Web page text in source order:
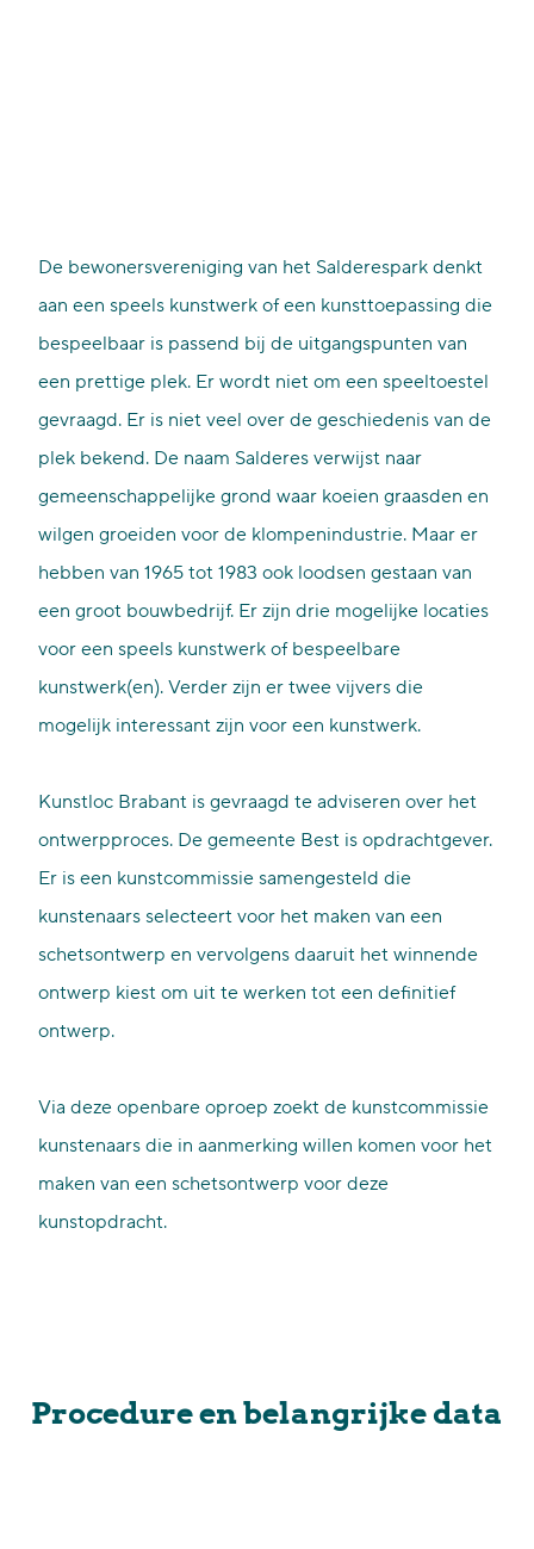
De bewonersvereniging van het Salderespark denkt
aan een speels kunstwerk of een kunsttoepassing die
bespeelbaar is passend bij de uitgangspunten van
een prettige plek. Er wordt niet om een speeltoestel
gevraagd. Er is niet veel over de geschiedenis van de
plek bekend. De naam Salderes verwijst naar
gemeenschappelijke grond waar koeien graasden en
wilgen groeiden voor de klompenindustrie. Maar er
hebben van 1965 tot 1983 ook loodsen gestaan van
een groot bouwbedrijf. Er zijn drie mogelijke locaties
voor een speels kunstwerk of bespeelbare
kunstwerk(en). Verder zijn er twee vijvers die
mogelijk interessant zijn voor een kunstwerk.
Kunstloc Brabant is gevraagd te adviseren over het
ontwerpproces. De gemeente Best is opdrachtgever.
Er is een kunstcommissie samengesteld die
kunstenaars selecteert voor het maken van een
schetsontwerp en vervolgens daaruit het winnende
ontwerp kiest om uit te werken tot een definitief
ontwerp.
Via deze openbare oproep zoekt de kunstcommissie
kunstenaars die in aanmerking willen komen voor het
maken van een schetsontwerp voor deze
kunstopdracht.
Procedure en belangrijke data